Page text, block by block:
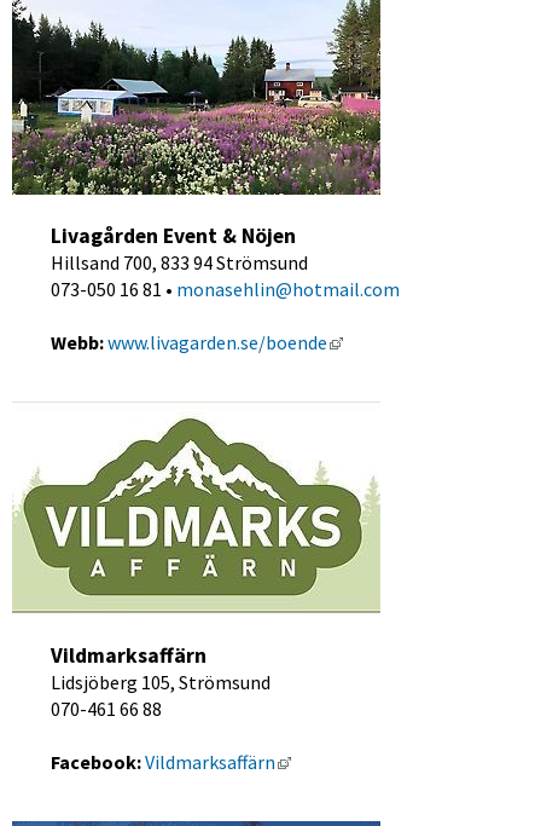
Livagården Event & Nöjen
Hillsand 700, 833 94 Strömsund
073-050 16 81 • monasehlin@hotmail.com
Webb: www.livagarden.se/boende Länk till annan
Vildmarksaffärn
Lidsjöberg 105, Strömsund
070-461 66 88
Facebook: Vildmarksaffärn Länk till annan webbplats,